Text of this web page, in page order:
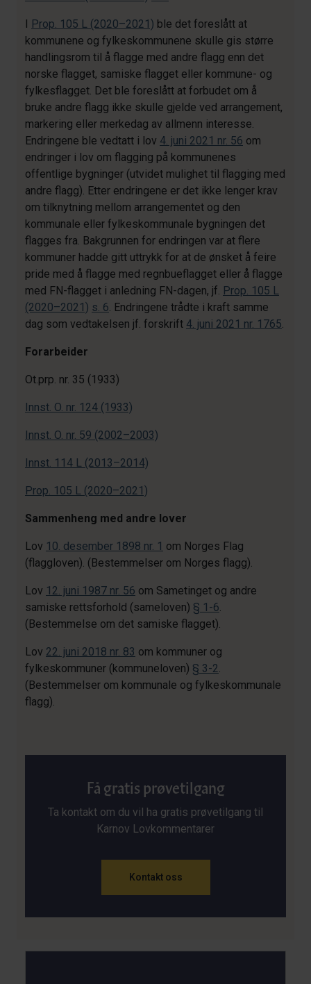
I Prop. 105 L (2020–2021) ble det foreslått at
kommunene og fylkeskommunene skulle gis større
handlingsrom til å flagge med andre flagg enn det
norske flagget, samiske flagget eller kommune- og
fylkesflagget. Det ble foreslått at forbudet om å
bruke andre flagg ikke skulle gjelde ved arrangement,
markering eller merkedag av allmenn interesse.
Endringene ble vedtatt i lov 4. juni 2021 nr. 56 om
endringer i lov om flagging på kommunenes
offentlige bygninger (utvidet mulighet til flagging med
andre flagg). Etter endringene er det ikke lenger krav
om tilknytning mellom arrangementet og den
kommunale eller fylkeskommunale bygningen det
flagges fra. Bakgrunnen for endringen var at flere
kommuner hadde gitt uttrykk for at de ønsket å feire
pride med å flagge med regnbueflagget eller å flagge
med FN-flagget i anledning FN-dagen, jf. Prop. 105 L
(2020–2021) s. 6. Endringene trådte i kraft samme
dag som vedtakelsen jf. forskrift 4. juni 2021 nr. 1765.
Forarbeider
Ot.prp. nr. 35 (1933)
Innst. O. nr. 124 (1933)
Innst. O. nr. 59 (2002–2003)
Innst. 114 L (2013–2014)
Prop. 105 L (2020–2021)
Sammenheng med andre lover
Lov 10. desember 1898 nr. 1 om Norges Flag
(flaggloven). (Bestemmelser om Norges flagg).
Lov 12. juni 1987 nr. 56 om Sametinget og andre
samiske rettsforhold (sameloven) § 1-6.
(Bestemmelse om det samiske flagget).
Lov 22. juni 2018 nr. 83 om kommuner og
fylkeskommuner (kommuneloven) § 3-2.
(Bestemmelser om kommunale og fylkeskommunale
flagg).
Få gratis prøvetilgang
Ta kontakt om du vil ha gratis prøvetilgang til
Karnov Lovkommentarer
Kontakt oss